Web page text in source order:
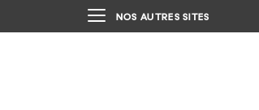
NOS AUTRES SITES